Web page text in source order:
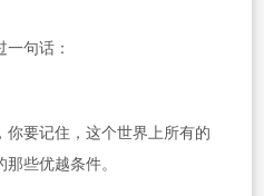
一句话：
要记住，这个世界上所有的
些优越条件。